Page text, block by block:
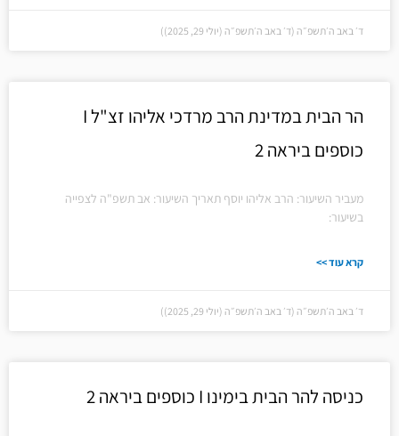
ד׳ באב ה׳תשפ״ה (ד׳ באב ה׳תשפ״ה (יולי 29, 2025))
הר הבית במדינת הרב מרדכי אליהו זצ"ל I
כוספים ביראה 2
מעביר השיעור: הרב אליהו יוסף תאריך השיעור: אב תשפ"ה לצפייה
בשיעור:
קרא עוד >>
ד׳ באב ה׳תשפ״ה (ד׳ באב ה׳תשפ״ה (יולי 29, 2025))
כניסה להר הבית בימינו I כוספים ביראה 2